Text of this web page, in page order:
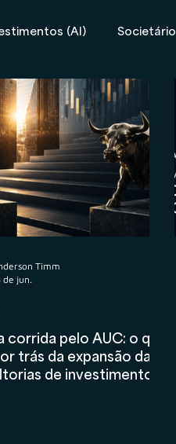
(AI) Societário
Wealth Planning
AIInFinance
corrida pelo AUC: o que
trás da expansão das
de investimentos
Timm
de jun.